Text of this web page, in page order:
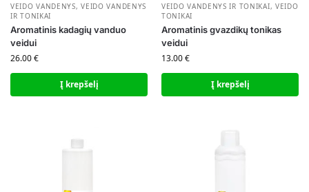
VEIDO VANDENYS,VEIDO VANDENYS
IR TONIKAI
Aromatinis kadagių vanduo
veidui
26.00€
Į krepšelį
VEIDO VANDENYS IR TONIKAI, VEIDO
TONIKAI
Aromatinis gvazdikų tonikas
veidui
13.00€
Į krepšelį